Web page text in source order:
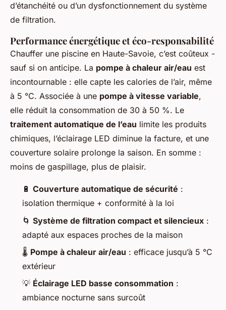
d’étanchéité ou d’un dysfonctionnement du système
de filtration.
Performance énergétique et éco-responsabilité
Chauffer une piscine en Haute-Savoie, c’est coûteux -
sauf si on anticipe. La pompe à chaleur air/eau est
incontournable : elle capte les calories de l’air, même
à 5 °C. Associée à une pompe à vitesse variable,
elle réduit la consommation de 30 à 50 %. Le
traitement automatique de l’eau limite les produits
chimiques, l’éclairage LED diminue la facture, et une
couverture solaire prolonge la saison. En somme :
moins de gaspillage, plus de plaisir.
🔋 Couverture automatique de sécurité :
isolation thermique + conformité à la loi
🌀 Système de filtration compact et silencieux :
adapté aux espaces proches de la maison
🌡️ Pompe à chaleur air/eau : efficace jusqu’à 5 °C
extérieur
💡 Éclairage LED basse consommation :
ambiance nocturne sans surcoût